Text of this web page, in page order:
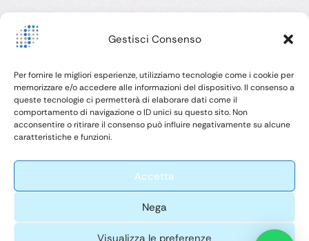
Gestisci Consenso
Per fornire le migliori esperienze, utilizziamo tecnologie come i cookie per
memorizzare e/o accedere alle informazioni del dispositivo. Il consenso a
queste tecnologie ci permetterà di elaborare dati come il
comportamento di navigazione o ID unici su questo sito. Non
acconsentire o ritirare il consenso può influire negativamente su alcune
caratteristiche e funzioni.
Accetta
Nega
Visualizza le preferenze
Siamo consapevoli di quanto la salute orale dei vostri
clienti sia strettamente legata alla loro salute generale,
alla fiducia che ripongono in voi e alla vostra
professionalità, e siamo orgogliosi di coltivare un
ambiente sicuro in cui possiate sempre sentirvi a vostro
agio nel curarli nel miglior modo possibile.
er